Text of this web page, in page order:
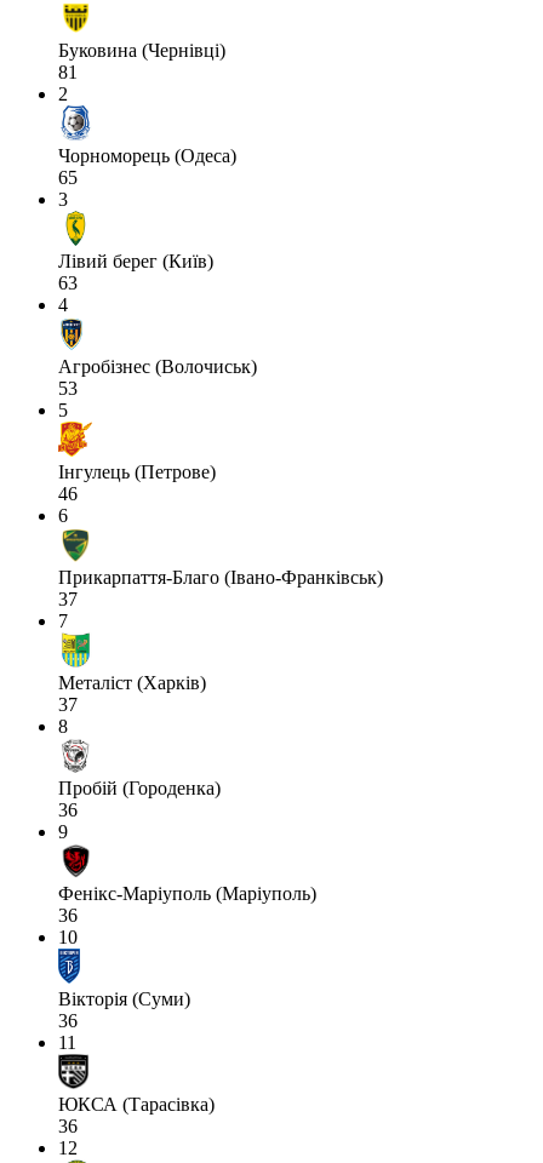
Буковина (Чернівці)
81
2
Чорноморець (Одеса)
65
3
Лівий берег (Київ)
63
4
Агробізнес (Волочиськ)
53
5
Інгулець (Петрове)
46
6
Прикарпаття-Благо (Івано-Франківськ)
37
7
Металіст (Харків)
37
8
Пробій (Городенка)
36
9
Фенікс-Маріуполь (Маріуполь)
36
10
Вікторія (Суми)
36
11
ЮКСА (Тарасівка)
36
12